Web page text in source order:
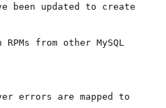
errors are mapped to